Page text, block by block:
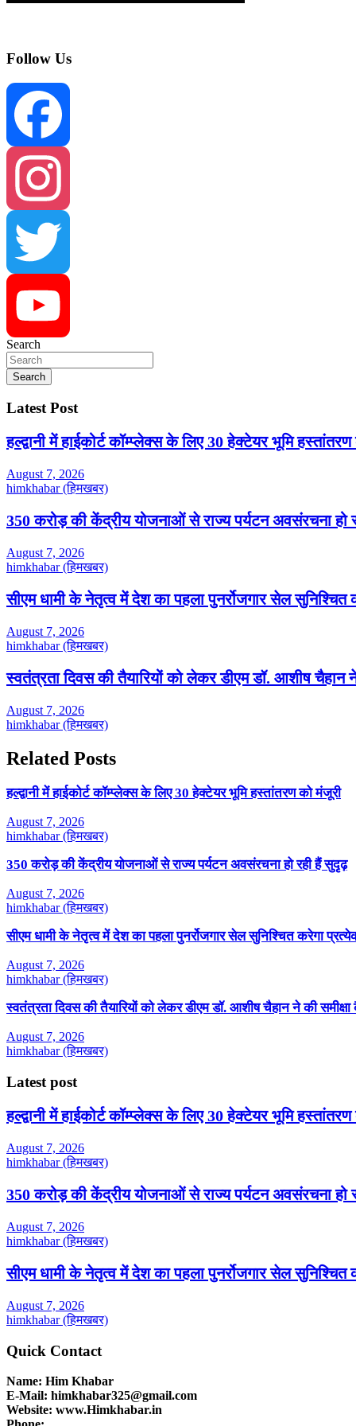
Follow Us
Facebook
Instagram
Twitter
YouTube
Search
Search
Latest Post
हल्द्वानी में हाईकोर्ट कॉम्प्लेक्स के लिए 30 हेक्टेयर भूमि
August 7, 2026
himkhabar (हिमखबर)
350 करोड़ की केंद्रीय योजनाओं से राज्य पर्यटन अवसंरचना हो
August 7, 2026
himkhabar (हिमखबर)
सीएम धामी के नेतृत्व में देश का पहला पुनर्रोजगार सेल सुनिश्चित
August 7, 2026
himkhabar (हिमखबर)
स्वतंत्रता दिवस की तैयारियों को लेकर डीएम डॉ. आशीष चैहान
August 7, 2026
himkhabar (हिमखबर)
Related Posts
हल्द्वानी में हाईकोर्ट कॉम्प्लेक्स के लिए 30 हेक्टेयर भूमि हस्तांतरण को मंजूरी
August 7, 2026
himkhabar (हिमखबर)
350 करोड़ की केंद्रीय योजनाओं से राज्य पर्यटन अवसंरचना हो रही हैं सुदृढ़
August 7, 2026
himkhabar (हिमखबर)
सीएम धामी के नेतृत्व में देश का पहला पुनर्रोजगार सेल सुनिश्चित करेगा
August 7, 2026
himkhabar (हिमखबर)
स्वतंत्रता दिवस की तैयारियों को लेकर डीएम डॉ. आशीष चैहान ने की
August 7, 2026
himkhabar (हिमखबर)
Latest post
हल्द्वानी में हाईकोर्ट कॉम्प्लेक्स के लिए 30 हेक्टेयर भूमि
August 7, 2026
himkhabar (हिमखबर)
350 करोड़ की केंद्रीय योजनाओं से राज्य पर्यटन अवसंरचना हो
August 7, 2026
himkhabar (हिमखबर)
सीएम धामी के नेतृत्व में देश का पहला पुनर्रोजगार सेल सुनिश्चित
August 7, 2026
himkhabar (हिमखबर)
Quick Contact
Name: Him Khabar
E-Mail: himkhabar325@gmail.com
Website: www.Himkhabar.in